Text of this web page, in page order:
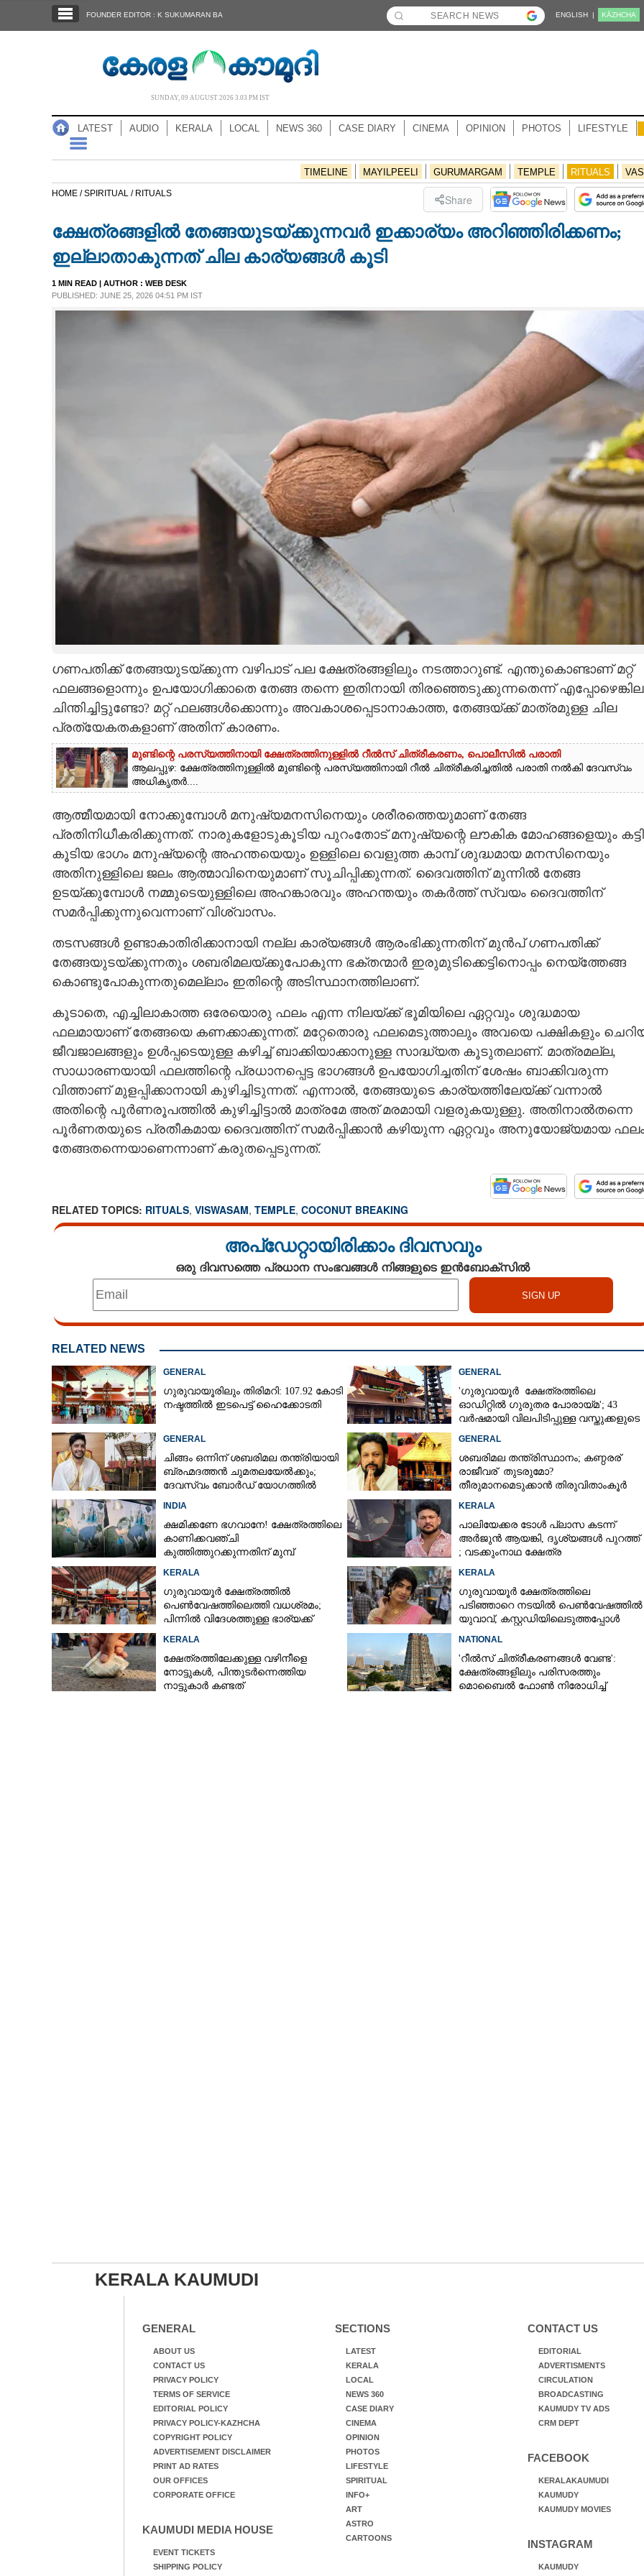
NOTIFIED NEWS
NEWS 360
CASE DIARY
CARTOONS
LITERATURE
CONTACT US
FOUNDER EDITOR : K SUKUMARAN BA ENGLISH | KĀZHCHA
SUNDAY, 09 AUGUST 2026 3.03 PM IST
LATEST AUDIO KERALA LOCAL NEWS 360 CASE DIARY CINEMA OPINION PHOTOS LIFESTYLE
TIMELINE MAYILPEELI GURUMARGAM TEMPLE RITUALS
HOME /SPIRITUAL / RITUALS Share
ക്ഷേത്രങ്ങളിൽ തേങ്ങയുടയ്‌ക്കുന്നവർ ഇക്കാര്യം അറിഞ്ഞിരിക്കണം;
ഇല്ലാതാകുന്നത് ചില കാര്യങ്ങൾ കൂടി
1 MIN READ | AUTHOR : WEB DESK
PUBLISHED: JUNE 25, 2026 04:51 PM IST
ഗണപതിക്ക് തേങ്ങയുടയ്‌ക്കുന്ന വഴിപാട് പല ക്ഷേത്രങ്ങളിലും നടത്താറുണ്ട്. എന്തുകൊണ്ടാണ് മറ്റ്
ഫലങ്ങളൊന്നും ഉപയോഗിക്കാതെ തേങ്ങ തന്നെ ഇതിനായി തിരഞ്ഞെടുക്കുന്നതെന്ന്
ചിന്തിച്ചിട്ടുണ്ടോ? മറ്റ് ഫലങ്ങൾക്കൊന്നും അവകാശപ്പെടാനാകാത്ത, തേങ്ങയ്‌ക്ക് മാത്രമുള്ള ചില
പ്രത്യേകതകളാണ് അതിന് കാരണം.
മുണ്ടിന്റെ പരസ്യത്തിനായി ക്ഷേത്രത്തിനുള്ളിൽ റീൽസ് ചിത്രീകരണം, പൊലീസിൽ പരാതി
ആലപ്പുഴ: ക്ഷേത്രത്തിനുള്ളിൽ മുണ്ടിന്റെ പരസ്യത്തിനായി റീൽ ചിത്രീകരിച്ചതിൽ പരാതി നൽകി ദേവസ്വം
അധികൃതർ....
ആത്മീയമായി നോക്കുമ്പോൾ മനുഷ്യമനസിനെയും ശരീരത്തെയുമാണ് തേങ്ങ
പ്രതിനിധീകരിക്കുന്നത്. നാരുകളോടുകൂടിയ പുറംതോട് മനുഷ്യന്റെ ലൗകിക മോഹങ്ങളെയും കട്ടി
കൂടിയ ഭാഗം മനുഷ്യന്റെ അഹന്തയെയും ഉള്ളിലെ വെളുത്ത കാമ്പ് ശുദ്ധമായ മനസിനെയും
അതിനുള്ളിലെ ജലം ആത്മാവിനെയുമാണ് സൂചിപ്പിക്കുന്നത്. ദൈവത്തിന് മുന്നിൽ തേങ്ങ
ഉടയ്‌ക്കുമ്പോൾ നമ്മുടെയുള്ളിലെ അഹങ്കാരവും അഹന്തയും തകർത്ത് സ്വയം ദൈവത്തിന്
സമർപ്പിക്കുന്നുവെന്നാണ് വിശ്വാസം.
തടസങ്ങൾ ഉണ്ടാകാതിരിക്കാനായി നല്ല കാര്യങ്ങൾ ആരംഭിക്കുന്നതിന് മുൻപ് ഗണപതിക്ക്
തേങ്ങയുടയ്‌ക്കുന്നതും ശബരിമലയ്‌ക്കുപോകുന്ന ഭക്തന്മാർ ഇരുമുടിക്കെട്ടിനൊപ്പം നെയ്‌ത്തേങ്ങ
കൊണ്ടുപോകുന്നതുമെല്ലാം ഇതിന്റെ അടിസ്ഥാനത്തിലാണ്.
കൂടാതെ, എച്ചിലാകാത്ത ഒരേയൊരു ഫലം എന്ന നിലയ്‌ക്ക് ഭൂമിയിലെ ഏറ്റവും ശുദ്ധമായ
ഫലമായാണ് തേങ്ങയെ കണക്കാക്കുന്നത്. മറ്റേതൊരു ഫലമെടുത്താലും അവയെ പക്ഷികളും
ജീവജാലങ്ങളും ഉൾപ്പടെയുള്ള കഴിച്ച് ബാക്കിയാക്കാനുള്ള സാദ്ധ്യത കൂടുതലാണ്. മാത്രമല്ല,
സാധാരണയായി ഫലത്തിന്റെ പ്രധാനപ്പെട്ട ഭാഗങ്ങൾ ഉപയോഗിച്ചതിന് ശേഷം ബാക്കിവരുന്ന
വിത്താണ് മുളപ്പിക്കാനായി കുഴിച്ചിടുന്നത്. എന്നാൽ, തേങ്ങയുടെ കാര്യത്തിലേയ്‌ക്ക് വന്നാൽ
അതിന്റെ പൂർണരൂപത്തിൽ കുഴിച്ചിട്ടാൽ മാത്രമേ അത് മരമായി വളരുകയുള്ളു. അതിനാൽതന്നെ
പൂർണതയുടെ പ്രതീകമായ ദൈവത്തിന് സമർപ്പിക്കാൻ കഴിയുന്ന ഏറ്റവും അനുയോജ്യമായ
തേങ്ങതന്നെയാണെന്നാണ് കരുതപ്പെടുന്നത്.
RELATED TOPICS: RITUALS, VISWASAM, TEMPLE, COCONUT BREAKING
അപ്ഡേറ്റായിരിക്കാം ദിവസവും
ഒരു ദിവസത്തെ പ്രധാന സംഭവങ്ങൾ നിങ്ങളുടെ ഇൻബോക്സിൽ
RELATED NEWS
GENERAL
ഗുരുവായൂരിലും തിരിമറി: 107.92 കോടി
നഷ്ടത്തിൽ ഇടപെട്ട് ഹൈക്കോടതി
GENERAL
'ഗുരുവായൂർ ക്ഷേത്രത്തിലെ
ഓഡിറ്റിൽ ഗുരുതര പോരായ്മ'; 43
വർഷമായി വിലപിടിപ്പുള്ള വസ്തുക്കളുടെ
GENERAL
ചിങ്ങം ഒന്നിന് ശബരിമല തന്ത്രിയായി
ബ്രഹ്മദത്തൻ ചുമതലയേൽക്കും;
ദേവസ്വം ബോർഡ് യോഗത്തിൽ
GENERAL
ശബരിമല തന്ത്രിസ്ഥാനം; കണ്ഠരര്
രാജീവര് തുടരുമോ?
തീരുമാനമെടുക്കാൻ തിരുവിതാംകൂർ
INDIA
ക്ഷമിക്കണേ ഭഗവാനേ! ക്ഷേത്രത്തിലെ
കാണിക്കവഞ്ചി
കുത്തിത്തുറക്കുന്നതിന് മുമ്പ്
KERALA
പാലിയേക്കര ടോൾ പ്ലാസ കടന്ന്
അർജുൻ ആയങ്കി,​ ദൃശ്യങ്ങൾ പുറത്ത്
; വടക്കുംനാഥ ക്ഷേത്ര
KERALA
ഗുരുവായൂർ ക്ഷേത്രത്തിൽ
പെൺവേഷത്തിലെത്തി വധശ്രമം;
പിന്നിൽ വിദേശത്തുള്ള ഭാര്യക്ക്
KERALA
ഗുരുവായൂർ ക്ഷേത്രത്തിലെ
പടിഞ്ഞാറെ നടയിൽ പെൺവേഷത്തിൽ
യുവാവ്,​ കസ്റ്റഡിയിലെടുത്തപ്പോൾ
KERALA
ക്ഷേത്രത്തിലേക്കുള്ള വഴിനീളെ
നോട്ടുകൾ,​ പിന്തുടർന്നെത്തിയ
നാട്ടുകാർ കണ്ടത്
NATIONAL
'റീൽസ് ചിത്രീകരണങ്ങൾ വേണ്ട':
ക്ഷേത്രങ്ങളിലും പരിസരത്തും
മൊബൈൽ ഫോൺ നിരോധിച്ച്
KERALA KAUMUDI
GENERAL
ABOUT US
CONTACT US
PRIVACY POLICY
TERMS OF SERVICE
EDITORIAL POLICY
PRIVACY POLICY-KAZHCHA
COPYRIGHT POLICY
ADVERTISEMENT DISCLAIMER
PRINT AD RATES
OUR OFFICES
CORPORATE OFFICE
KAUMUDI MEDIA HOUSE
EVENT TICKETS
SHIPPING POLICY
SECTIONS
LATEST
KERALA
LOCAL
NEWS 360
CASE DIARY
CINEMA
OPINION
PHOTOS
LIFESTYLE
SPIRITUAL
INFO+
ART
ASTRO
CARTOONS
CONTACT US
EDITORIAL
ADVERTISMENTS
CIRCULATION
BROADCASTING
KAUMUDY TV ADS
CRM DEPT
FACEBOOK
KERALAKAUMUDI
KAUMUDY
KAUMUDY MOVIES
INSTAGRAM
KAUMUDY
ക്ഷേത്രങ്ങളിൽ തേങ്ങയുടയ്‌ക്കുന്നവർ
ഇക്കാര്യം അറിഞ്ഞിരിക്കണം;
ഇല്ലാതാകുന്നത് ചില കാര്യങ്ങൾ കൂടി
Copy Link